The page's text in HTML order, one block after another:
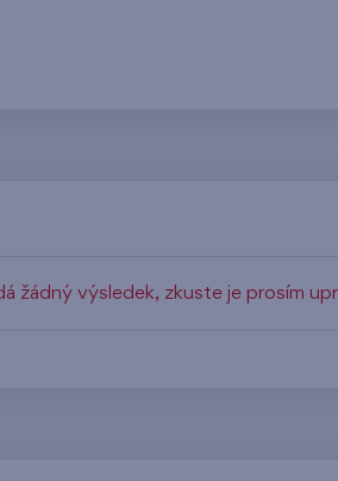
žádný výsledek, zkuste je prosím